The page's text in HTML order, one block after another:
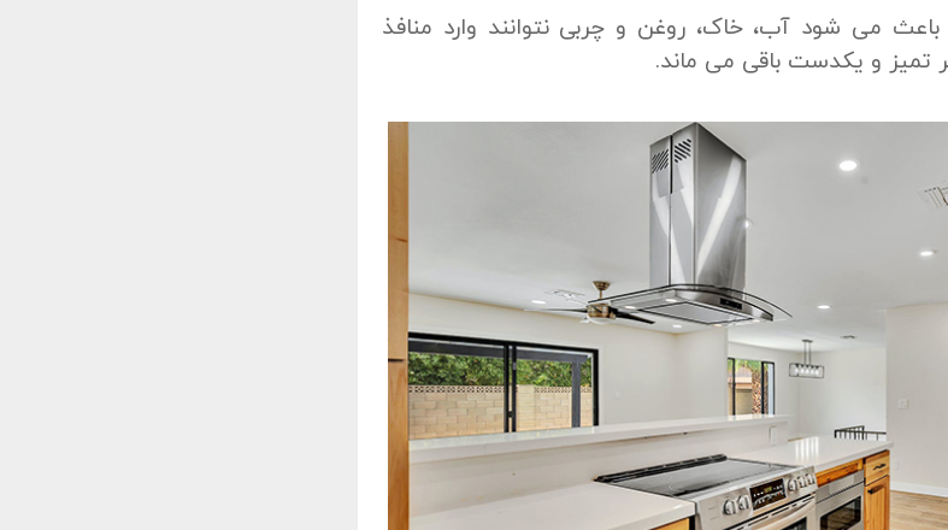
می شود آب، خاک، روغن و چربی نتوانند وارد منافذ
و یکدست باقی می ماند.